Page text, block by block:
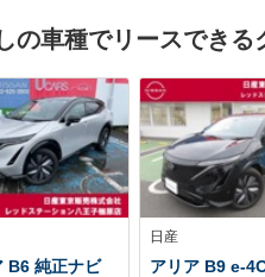
の車種でリースできる
B6 純正ナビ
日産
アリア B9 e-